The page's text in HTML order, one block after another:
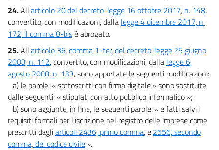
24.All'articolo 20 del decreto-legge 16 ottobre 2017, n. 148,
convertito, con modificazioni, dalla legge 4 dicembre 2017, n.
172, il comma 8-bisè abrogato.
25.All'articolo 36, comma 1-ter, del decreto-legge 25 giugno
2008, n. 112, convertito, con modificazioni, dalla legge 6
agosto 2008, n. 133, sono apportate le seguenti modificazioni:
a) le parole: « sottoscritti con firma digitale » sono sostituite
dalle seguenti: « stipulati con atto pubblico informatico »;
b) sono aggiunte, in fine, le seguenti parole: « e fatti salvi i
requisiti formali per l'iscrizione nel registro delle imprese come
prescritti dagliarticoli 2436, primo comma, e 2556, secondo
comma, del codice civile ».